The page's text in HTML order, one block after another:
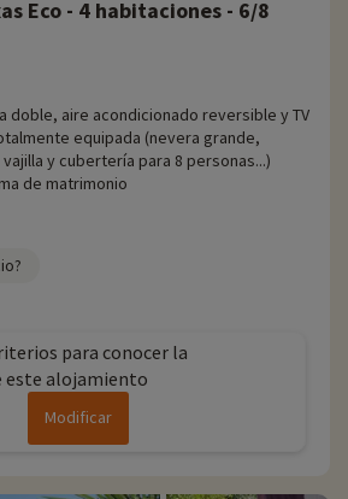
Eco - 4 habitaciones - 6/8
doble, aire acondicionado reversible y TV
equipada (nevera grande,
y cubertería para 8 personas...)
de matrimonio
para conocer la
este alojamiento
Modificar